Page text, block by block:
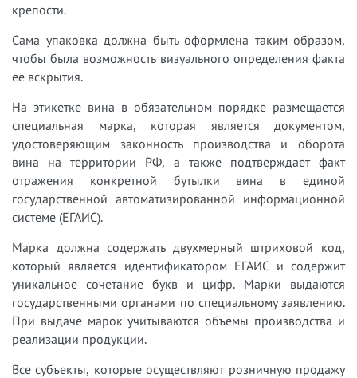
крепости.
Сама упаковка должна быть оформлена таким образом,
чтобы была возможность визуального определения факта
ее вскрытия.
На этикетке вина в обязательном порядке размещается
специальная марка, которая является документом,
удостоверяющим законность производства и оборота
вина на территории РФ, а также подтверждает факт
отражения конкретной бутылки вина в единой
государственной автоматизированной информационной
системе (ЕГАИС).
Марка должна содержать двухмерный штриховой код,
который является идентификатором ЕГАИС и содержит
уникальное сочетание букв и цифр. Марки выдаются
государственными органами по специальному заявлению.
При выдаче марок учитываются объемы производства и
реализации продукции.
Все субъекты, которые осуществляют розничную продажу